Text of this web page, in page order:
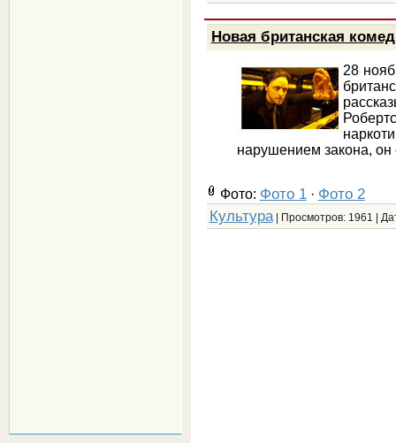
Новая британская
28
нарушением закона,
Фото: Фото 1· Фото 2
Культура| Просмотров: 1961 |